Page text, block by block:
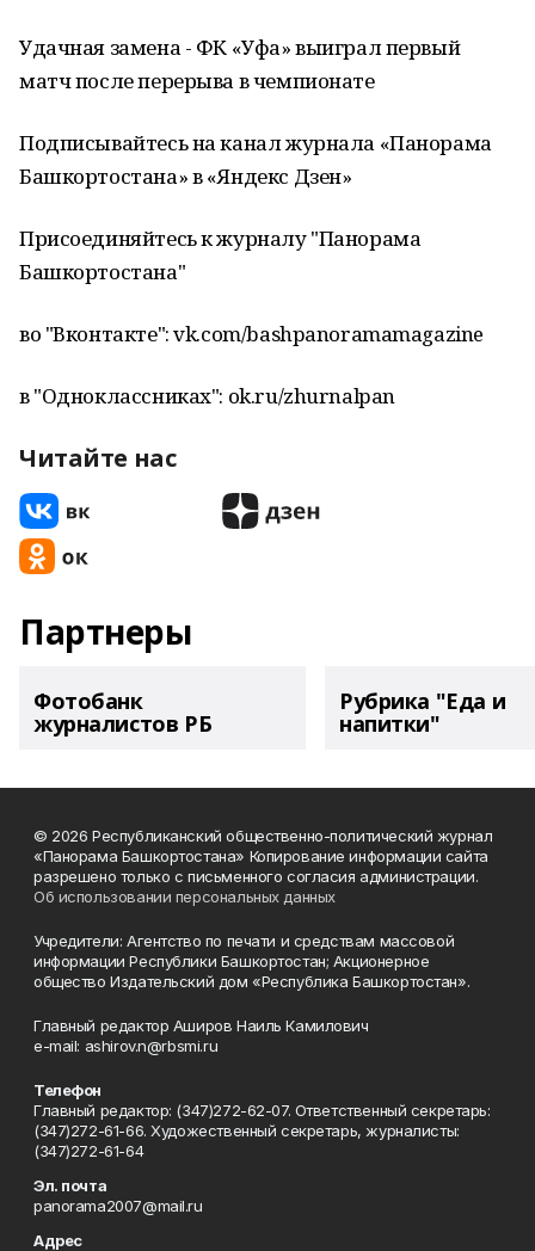
Удачная замена - ФК «Уфа» выиграл первый
матч после перерыва в чемпионате
Подписывайтесь на канал журнала «Панорама
Башкортостана» в «Яндекс Дзен»
Присоединяйтесь к журналу "Панорама
Башкортостана"
во "Вконтакте": vk.com/bashpanoramamagazine
в "Одноклассниках": ok.ru/zhurnalpan
Читайте нас
Партнеры
Фотобанк
журналистов РБ
Рубрика "Еда и
напитки"
© 2026 Республиканский общественно-политический журнал
«Панорама Башкортостана» Копирование информации сайта
разрешено только с письменного согласия администрации.
Об использовании персональных данных
Учредители: Агентство по печати и средствам массовой
информации Республики Башкортостан; Акционерное
общество Издательский дом «Республика Башкортостан».
Главный редактор Аширов Наиль Камилович
e-mail: ashirov.n@rbsmi.ru
Телефон
Главный редактор: (347)272-62-07. Ответственный секретарь:
(347)272-61-66. Художественный секретарь, журналисты:
(347)272-61-64
Эл. почта
panorama2007@mail.ru
Адрес